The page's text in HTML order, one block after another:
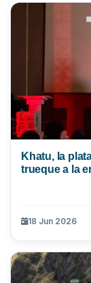
Khatu, la
trueque a la
18 Jun 2026